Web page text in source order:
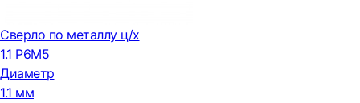
Сверло по металлу ц/х
1.1 Р6М5
Диаметр
1.1 мм